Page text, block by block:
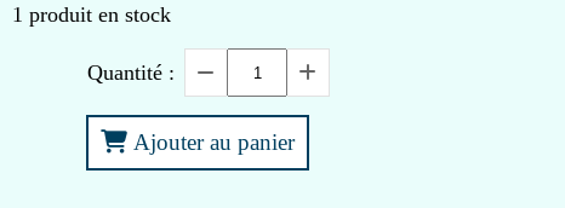
1 produit en stock
Quantité :
Ajouter au panier